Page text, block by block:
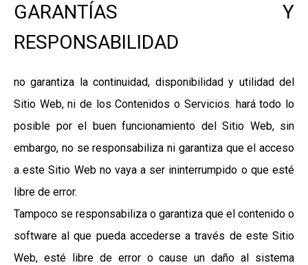
GARANTÍAS Y
RESPONSABILIDAD
no garantiza la continuidad, disponibilidad y utilidad del
Sitio Web, ni de los Contenidos o Servicios. hará todo lo
posible por el buen funcionamiento del Sitio Web, sin
embargo, no se responsabiliza ni garantiza que el acceso
a este Sitio Web no vaya a ser ininterrumpido o que esté
libre de error.
Tampoco se responsabiliza o garantiza que el contenido o
software al que pueda accederse a través de este Sitio
Web, esté libre de error o cause un daño al sistema